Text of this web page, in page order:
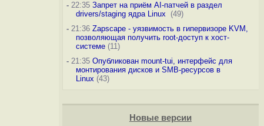
-22:35 Запрет на приём AI-патчей в раздел
drivers/staging ядра Linux
(49)
-21:36 Zapscape - уязвимость в гипервизоре KVM,
позволяющая получить root-доступ к хост-
системе(11)
-21:35 Опубликован mount-tui, интерфейс для
монтирования дисков и SMB-ресурсов в
Linux (43)
Новые версии